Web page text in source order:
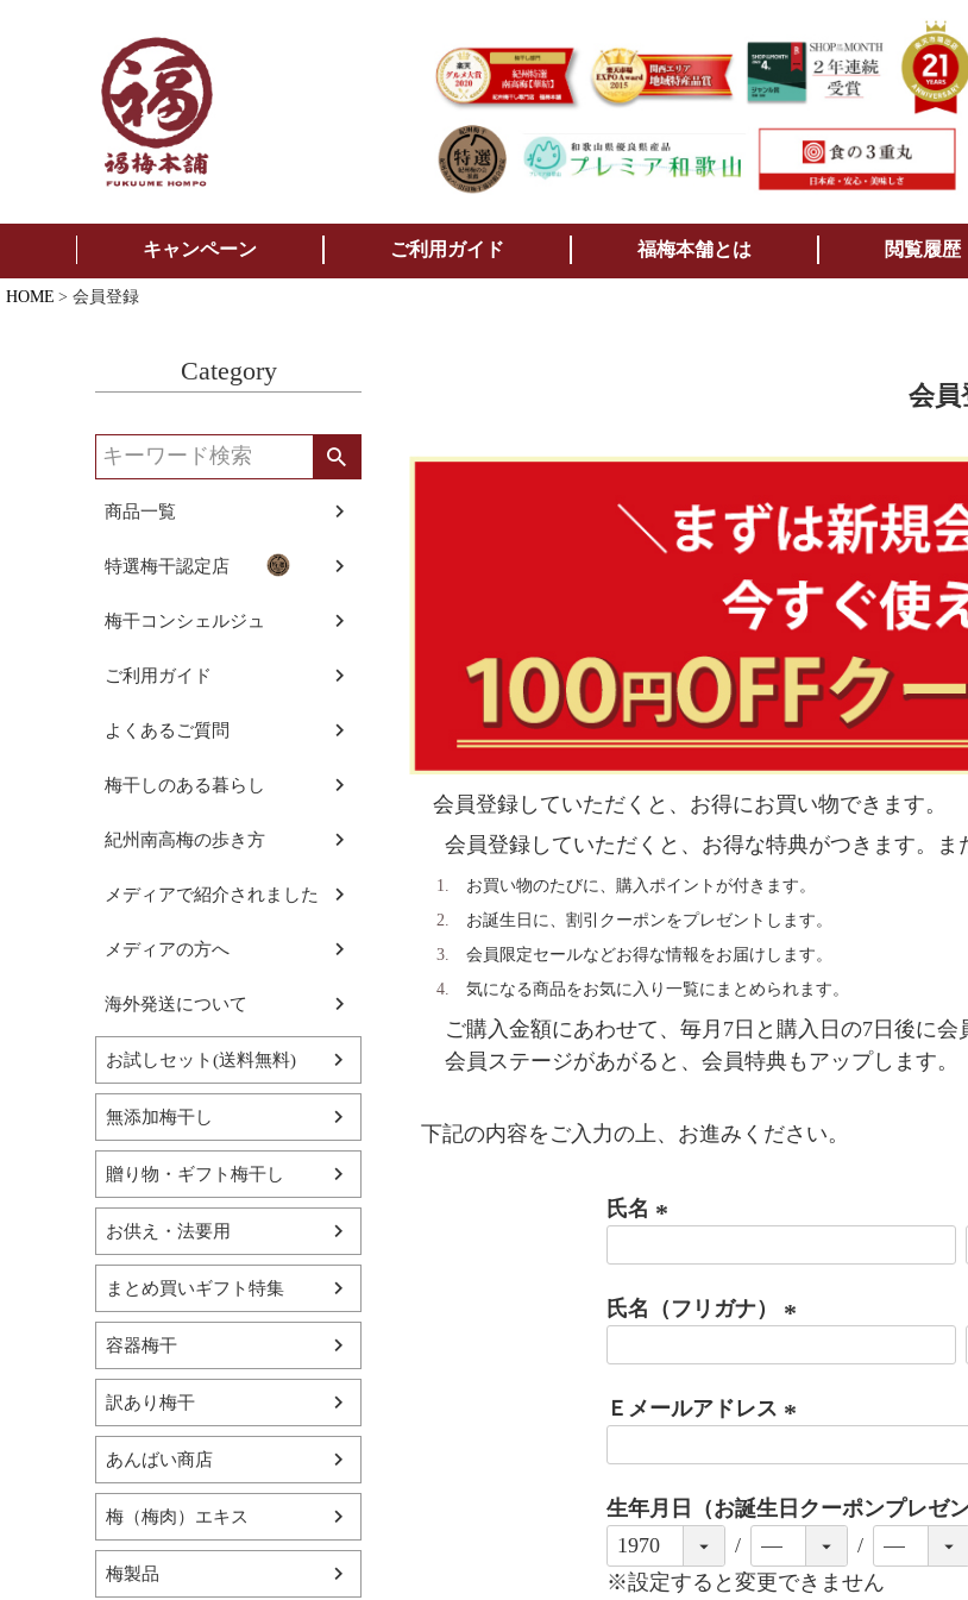
検索
キャンペーン ご利用ガイド 福梅本舗とは 閲覧履歴
HOME 会員登録
Category
商品一覧
特選梅干認定店
梅干コンシェルジュ
ご利用ガイド
よくあるご質問
梅干しのある暮らし
紀州南高梅の歩き方
メディアで紹介されました
メディアの方へ
海外発送について
お試しセット(送料無料)
無添加梅干し
贈り物・ギフト梅干し
お供え・法要用
まとめ買いギフト特集
容器梅干
訳あり梅干
あんばい商店
梅（梅肉）エキス
梅製品
会員
会員登録していただくと、お得にお買い物できます。
会員登録していただくと、お得な特典がつきます。ま
お買い物のたびに、購入ポイントが付きます。
お誕生日に、割引クーポンをプレゼントします。
会員限定セールなどお得な情報をお届けします。
気になる商品をお気に入り一覧にまとめられます。
ご購入金額にあわせて、毎月7日と購入日の7日後に会
会員ステージがあがると、会員特典もアップします。
下記の内容をご入力の上、お進みください。
氏名
須
氏名（フリガナ）
須
Ｅメールアドレス
須
生年月日（お誕生日クーポンプレゼ
※設定すると変更できません